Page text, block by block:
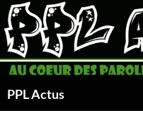
Aller
au
contenu
PPL Actus